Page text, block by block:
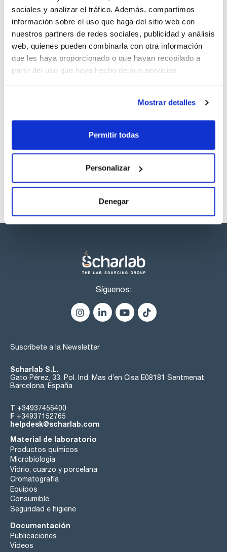
sociales y analizar el tráfico. Además, compartimos
información sobre el uso que haga del sitio web con
nuestros partners de redes sociales, publicidad y análisis
web, quienes pueden combinarla con otra información
que les haya proporcionado o que hayan recopilado a
partir del uso que haya hecho de sus servicios.
Mostrar detalles
Permitir todas
Personalizar
Denegar
Ampoule(1)
Volumen
1 mL(1)
Cyclohexane Ampoule 1 mL
Envase
Síguenos:
Suscríbete a la Newsletter
Scharlab S.L.
Gato Pérez, 33. Pol. Ind. Mas d’en Cisa E08181 Sentmenat,
Barcelona, España
T +34937456400
F +34937152765
helpdesk@scharlab.com
Material de laboratorio
Productos químicos
Microbiología
Vidrio, cuarzo y porcelana
Cromatografía
Equipos
Consumible
Seguridad e higiene
Documentación
Publicaciones
Videos